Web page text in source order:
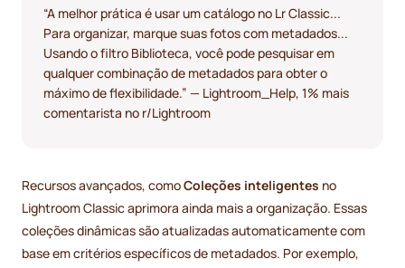
“A melhor prática é usar um catálogo no Lr Classic...
Para organizar, marque suas fotos com metadados...
Usando o filtro Biblioteca, você pode pesquisar em
qualquer combinação de metadados para obter o
máximo de flexibilidade.” — Lightroom_Help, 1% mais
comentarista no r/Lightroom
Recursos avançados, comoColeções inteligentes no
Lightroom Classic aprimora ainda mais a organização. Essas
coleções dinâmicas são atualizadas automaticamente com
base em critérios específicos de metadados. Por exemplo,